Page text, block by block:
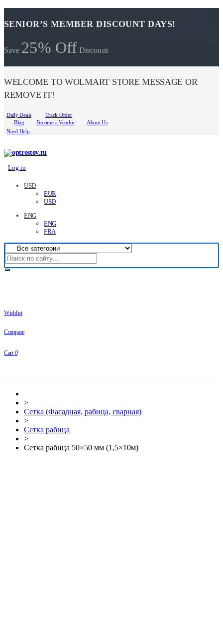
SENIOR’S MEMBER DISCOUNT DAYS!
Save 25% Off Discount
WELCOME TO WOLMART STORE MESSAGE OR
REMOVE IT!
Daily Deals
Track Order
Blog
Become a Vendor
About Us
Need Help
Log in
USD
EUR
USD
ENG
ENG
FRA
Wishlist
Compare
Cart 0
>
Сетка (Фасадная, рабица, сварная)
>
Сетка рабица
>
Сетка рабица 50×50 мм (1,5×10м)